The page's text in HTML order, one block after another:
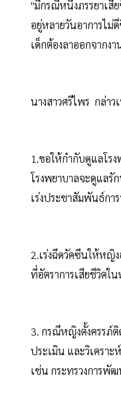
"มีกรณีหนึ่งภรรยาเสี
อยู่หลายวันอาการไม่
เด็กต้องลาออกจากง
นางสาวศรีไพร กล่า
1.ขอให้กำกับดูแลโร
โรงพยาบาลจะดูแลรั
เร่งประชาสัมพันธ์กา
2.เร่งฉีดวัคซีนให้หญิ
ที่อัตราการเสียชีวิตใ
3. กรณีหญิงตั้งครรภ์ติ
ประเมิน และวิเคราะ
เช่น กระทรวงการพั